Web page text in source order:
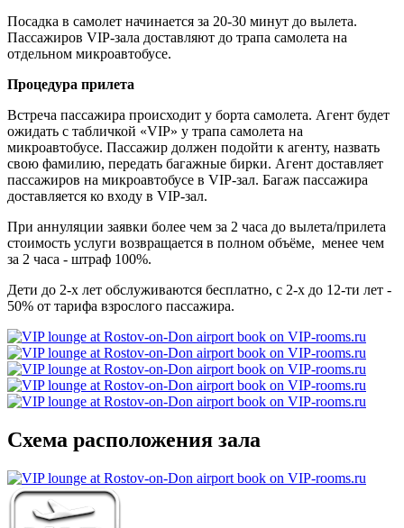
Посадка в самолет начинается за 20-30 минут до вылета.
Пассажиров VIP-зала доставляют до трапа самолета на
отдельном микроавтобусе.
Процедура прилета
Встреча пассажира происходит у борта самолета. Агент будет
ожидать с табличкой «VIP» у трапа самолета на
микроавтобусе. Пассажир должен подойти к агенту, назвать
свою фамилию, передать багажные бирки. Агент доставляет
пассажиров на микроавтобусе в VIP-зал. Багаж пассажира
доставляется ко входу в VIP-зал.
При аннуляции заявки более чем за 2 часа до вылета/прилета
стоимость услуги возвращается в полном объёме, менее чем
за 2 часа - штраф 100%.
Дети до 2-х лет обслуживаются бесплатно, с 2-х до 12-ти лет -
50% от тарифа взрослого пассажира.
Схема расположения зала